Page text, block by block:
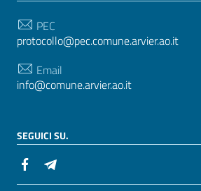
PEC
protocollo@pec.comune.arvier.ao.it
Email
info@comune.arvier.ao.it
SEGUICI SU.